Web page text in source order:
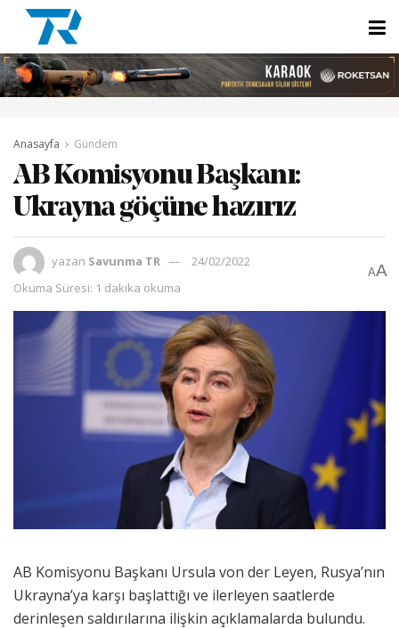
Anasayfa Gündem
AB Komisyonu Başkanı:
Ukrayna göçüne hazırız
yazan Savunma TR
24/02/2022
Okuma Süresi: 1 dakika okuma
AA
AB Komisyonu Başkanı Ursula von der Leyen, Rusya’nın
Ukrayna’ya karşı başlattığı ve ilerleyen saatlerde
derinleşen saldırılarına ilişkin açıklamalarda bulundu.